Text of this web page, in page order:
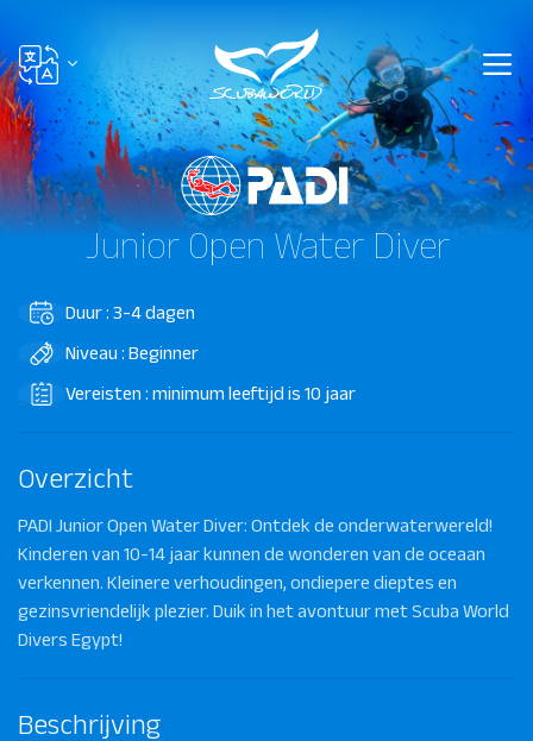
Junior Open Water Diver
Duur : 3-4 dagen
Niveau : Beginner
Vereisten : minimum leeftijd is 10 jaar
Overzicht
PADI Junior Open Water Diver: Ontdek de onderwaterwereld!
Kinderen van 10-14 jaar kunnen de wonderen van de oceaan
verkennen. Kleinere verhoudingen, ondiepere dieptes en
gezinsvriendelijk plezier. Duik in het avontuur met Scuba World
Divers Egypt!
Beschrijving